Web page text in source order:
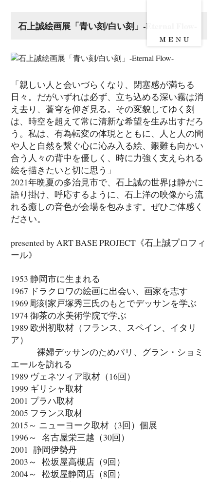
石上誠絵画展「青い刻/白い刻」-Eternal Flow-
「親しい人と会いづらくなり、閉塞感が満ちる
日々。だがいずれは必ず、立ち込める深い霧は消
え去り、蒼穹を仰ぎ見る。その変貌してゆく刻
は、時空を超えて常に清新な希望を生み出すだろ
う。私は、有為転変の体現とともに、人と人の間
や人と自然を繋ぐ心に沁み入る絵、艱難も向かい
合う人々の背中を優しく、時に力強く支えられる
絵を描きたいと切に思う」
2021年晩夏の多治見市で、石上誠の世界は静かに
語り掛け、呼応するように、石上洋の映像から流
れる癒しの音色が会場を包みます。ぜひご体感く
ださい。
presented by ART BASE PROJECT《石上誠プロフィ
ール》
1953 静岡市に生まれる
1967 ドラクロワの絵画に出会い、画家を志す
1969 彫刻家戸塚秀三氏のもとでデッサンを学ぶ
1974 御茶の水美術学院で学ぶ
1989 欧州初取材（フランス、スペイン、イタリ
ア）
裸婦デッサンのためパリ、グラン・ショミ
エールを訪れる
1989 ヴェネツィア取材（16回）
1999 ギリシャ取材
2001 プラハ取材
2005 フランス取材
2015～ ニューヨーク取材（3回）個展
1996～ 名古屋栄三越（30回）
2001 静岡伊勢丹
2003～ 松坂屋高槻店（9回）
2004～ 松坂屋静岡店（8回）